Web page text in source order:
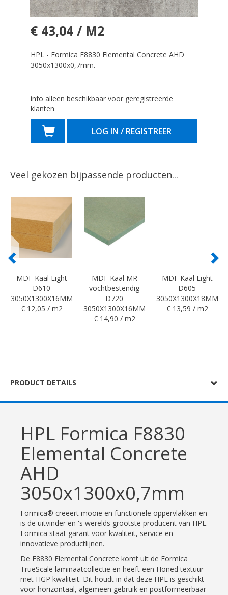
€ 43,04 / M2
HPL - Formica F8830 Elemental Concrete AHD
3050x1300x0,7mm.
info alleen beschikbaar voor geregistreerde
klanten
LOG IN / REGISTREER
Veel gekozen bijpassende producten...
MDF Kaal Light
D610
3050X1300X16MM
€ 12,05 / m2
MDF Kaal MR
vochtbestendig
D720
3050X1300X16MM
€ 14,90 / m2
MDF Kaal Light
D605
3050X1300X18MM
€ 13,59 / m2
PRODUCT DETAILS
HPL Formica F8830
Elemental Concrete
AHD
3050x1300x0,7mm
Formica® creëert mooie en functionele oppervlakken en
is de uitvinder en 's werelds grootste producent van HPL.
Formica staat garant voor kwaliteit, service en
innovatieve productlijnen.
De F8830 Elemental Concrete komt uit de Formica
TrueScale laminaatcollectie en heeft een Honed textuur
met HGP kwaliteit. Dit houdt in dat deze HPL is geschikt
voor horizontaal, algemeen gebruik en postformeerbaar